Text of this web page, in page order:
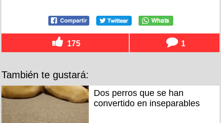
175 1
También te gustará:
Dos perros que se han
convertido en inseparables